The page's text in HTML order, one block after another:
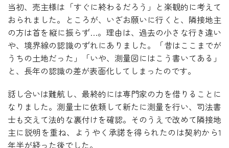
当初、売主様は「すぐに終わるだろう」と楽観的に考えて
おられました。ところが、いざお願いに行くと、隣接地主
の方は首を縦に振らず…。理由は、過去の小さな行き違い
や、境界線の認識のずれにありました。「昔はここまでが
うちの土地だった」「いや、測量図にはこう書いてある」
と、長年の認識の差が表面化してしまったのです。
話し合いは難航し、最終的には専門家の力を借りることに
なりました。測量士に依頼して新たに測量を行い、司法書
士も交えて法的な裏付けを確認。そのうえで改めて隣接地
主に説明を重ね、ようやく承諾を得られたのは契約から1
年半が経った後でした。